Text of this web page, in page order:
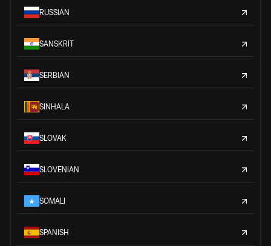
RUSSIAN
SANSKRIT
SERBIAN
SINHALA
SLOVAK
SLOVENIAN
SOMALI
SPANISH